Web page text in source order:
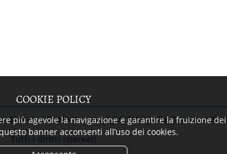
Giovanni Paolo I - Copyright fotografie © Vatican
Tutti i diritti riservati
COOKIE POLICY
più agevole la navigazione e garantire la fruizione
banner acconsenti all’uso dei cookies.